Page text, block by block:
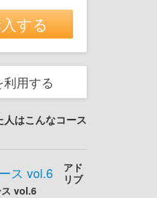
する
用する
はこんなコース
アド
リブ
vol.6